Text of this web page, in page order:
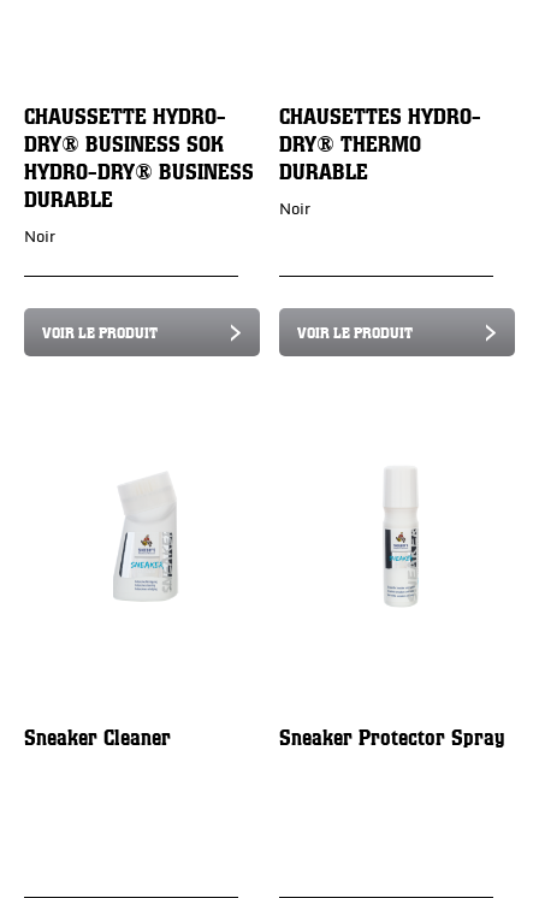
CHAUSSETTE HYDRO-
DRY® BUSINESS SOK
HYDRO-DRY® BUSINESS
DURABLE
Noir
VOIR LE PRODUIT
CHAUSETTES HYDRO-
DRY® THERMO
DURABLE
Noir
VOIR LE PRODUIT
Sneaker Cleaner Sneaker Protector Spray